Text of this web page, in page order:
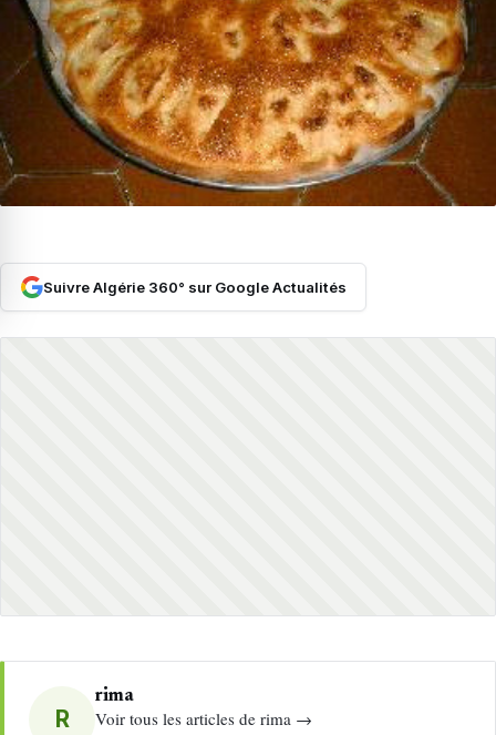
Suivre Algérie 360° sur Google Actualités
R
rima
Voir tous les articles de rima →